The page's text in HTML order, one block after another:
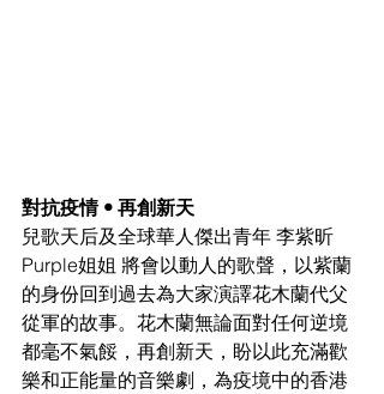
對抗疫情 • 再創新天
兒歌天后及全球華人傑出青年 李紫昕
Purple姐姐 將會以動人的歌聲，以紫蘭
的身份回到過去為大家演譯花木蘭代父
從軍的故事。花木蘭無論面對任何逆境
都毫不氣餒，再創新天，盼以此充滿歡
樂和正能量的音樂劇，為疫境中的香港